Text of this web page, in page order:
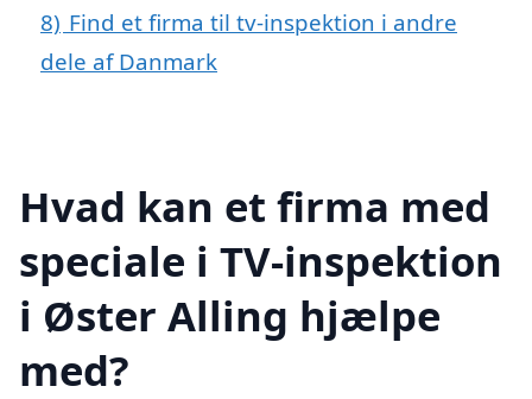
8) Find et firma til tv-inspektion i andre
dele af Danmark
Hvad kan et firma med
speciale i TV-inspektion
i Øster Alling hjælpe
med?